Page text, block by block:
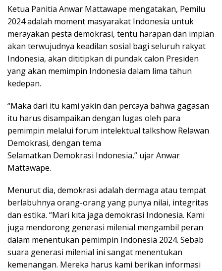
Ketua Panitia Anwar Mattawape mengatakan, Pemilu
2024 adalah moment masyarakat Indonesia untuk
merayakan pesta demokrasi, tentu harapan dan impian
akan terwujudnya keadilan sosial bagi seluruh rakyat
Indonesia, akan dititipkan di pundak calon Presiden
yang akan memimpin Indonesia dalam lima tahun
kedepan.
“Maka dari itu kami yakin dan percaya bahwa gagasan
itu harus disampaikan dengan lugas oleh para
pemimpin melalui forum intelektual talkshow Relawan
Demokrasi, dengan tema
Selamatkan Demokrasi Indonesia,” ujar Anwar
Mattawape.
Menurut dia, demokrasi adalah dermaga atau tempat
berlabuhnya orang-orang yang punya nilai, integritas
dan estika. “Mari kita jaga demokrasi Indonesia. Kami
juga mendorong generasi milenial mengambil peran
dalam menentukan pemimpin Indonesia 2024. Sebab
suara generasi milenial ini sangat menentukan
kemenangan. Mereka harus kami berikan informasi